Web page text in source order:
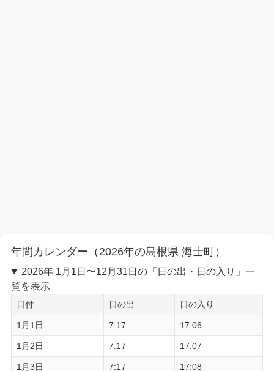
年間カレンダー（2026年の島根県 海士町）
2026年 1月1日〜12月31日の「日の出・日の入り」一
覧を表示
日付 日の出 日の入り
1月1日 7:17 17:06
1月2日 7:17 17:07
1月3日 7:17 17:08